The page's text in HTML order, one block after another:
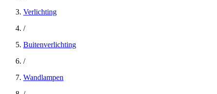
Verlichting
/
Buitenverlichting
/
Wandlampen